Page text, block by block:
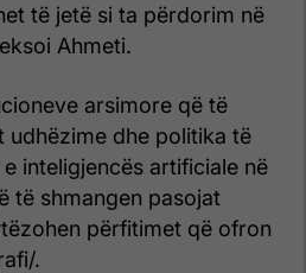
të jetë si ta përdorim në
Ahmeti.
arsimore që të
udhëzime dhe politika të
inteligjencës artificiale në
të shmangen pasojat
përfitimet që ofron
.